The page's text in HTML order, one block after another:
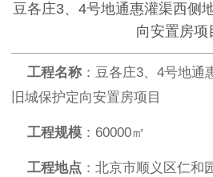
豆各庄3、4号地通惠灌渠西侧
向安置房项
工程名称 ：豆各庄3、4号地
旧城保护定向安置房项目
工程规模 ：60000㎡
工程地点 ：北京市顺义区仁和